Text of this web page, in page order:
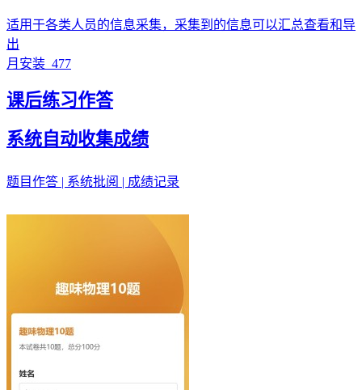
适用于各类人员的信息采集，采集到的信息可以汇总查看和导
出
月安装 477
课后练习作答
系统自动收集成绩
题目作答 | 系统批阅 | 成绩记录